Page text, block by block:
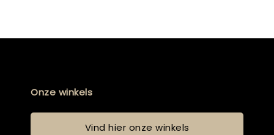
Onze winkels
Vind hier onze winkels